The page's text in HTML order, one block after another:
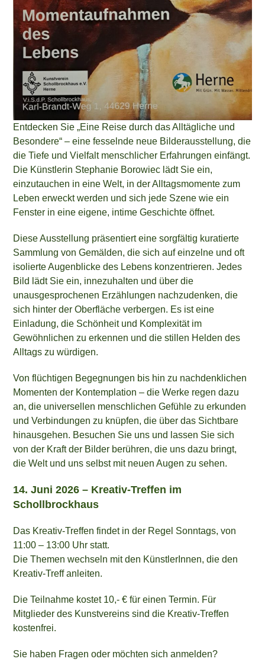
Entdecken Sie „Eine Reise durch das Alltägliche und
Besondere“ – eine fesselnde neue Bilderausstellung, die
die Tiefe und Vielfalt menschlicher Erfahrungen einfängt.
Die Künstlerin Stephanie Borowiec lädt Sie ein,
einzutauchen in eine Welt, in der Alltagsmomente zum
Leben erweckt werden und sich jede Szene wie ein
Fenster in eine eigene, intime Geschichte öffnet.
Diese Ausstellung präsentiert eine sorgfältig kuratierte
Sammlung von Gemälden, die sich auf einzelne und oft
isolierte Augenblicke des Lebens konzentrieren. Jedes
Bild lädt Sie ein, innezuhalten und über die
unausgesprochenen Erzählungen nachzudenken, die
sich hinter der Oberfläche verbergen. Es ist eine
Einladung, die Schönheit und Komplexität im
Gewöhnlichen zu erkennen und die stillen Helden des
Alltags zu würdigen.
Von flüchtigen Begegnungen bis hin zu nachdenklichen
Momenten der Kontemplation – die Werke regen dazu
an, die universellen menschlichen Gefühle zu erkunden
und Verbindungen zu knüpfen, die über das Sichtbare
hinausgehen. Besuchen Sie uns und lassen Sie sich
von der Kraft der Bilder berühren, die uns dazu bringt,
die Welt und uns selbst mit neuen Augen zu sehen.
14. Juni 2026 – Kreativ-Treffen im
Schollbrockhaus
Das Kreativ-Treffen findet in der Regel Sonntags, von
11:00 – 13:00 Uhr statt.
Die Themen wechseln mit den KünstlerInnen, die den
Kreativ-Treff anleiten.
Die Teilnahme kostet 10,- € für einen Termin. Für
Mitglieder des Kunstvereins sind die Kreativ-Treffen
kostenfrei.
Sie haben Fragen oder möchten sich anmelden?